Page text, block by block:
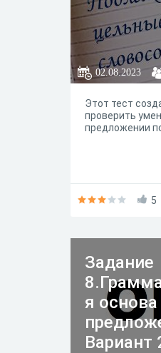
02.08.2023
Этот тест
проверить
предложении
5
Задание
я основа
Вариант